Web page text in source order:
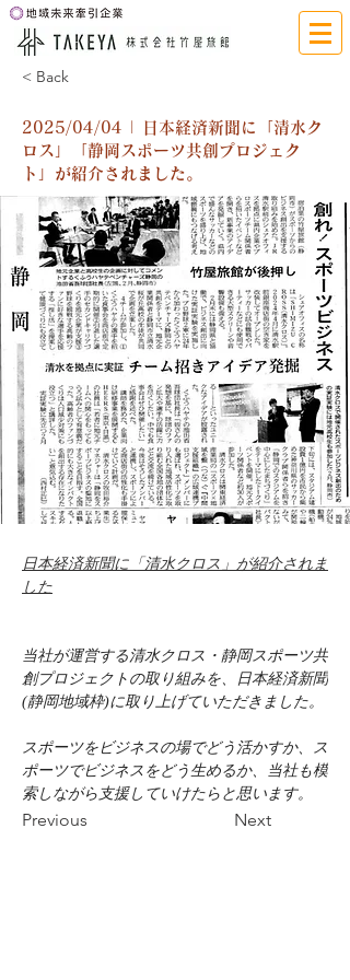
< Back
2025/04/04 | 日本経済新聞に「清水ク
ロス」「静岡スポーツ共創プロジェク
ト」が紹介されました。
日本経済新聞に「清水クロス」が紹介されま
した
当社が運営する清水クロス・静岡スポーツ共
創プロジェクトの取り組みを、日本経済新聞
(静岡地域枠)に取り上げていただきました。
スポーツをビジネスの場でどう活かすか、ス
ポーツでビジネスをどう生めるか、当社も模
索しながら支援していけたらと思います。
Previous Next